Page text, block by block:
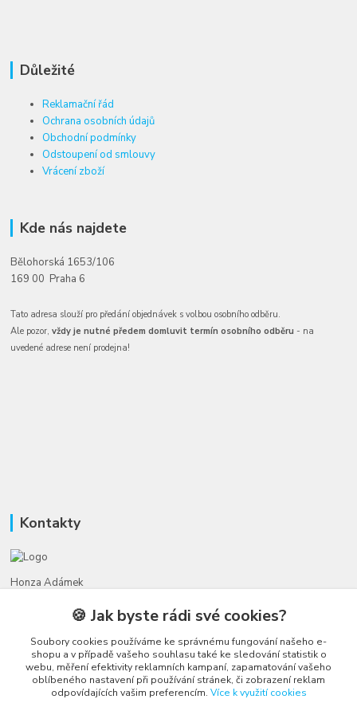
Důležité
Reklamační řád
Ochrana osobních údajů
Obchodní podmínky
Odstoupení od smlouvy
Vrácení zboží
Kde nás najdete
Bělohorská 1653/106
169 00 Praha 6
Tato adresa slouží pro předání objednávek s volbou osobního odběru.
Ale pozor,vždy je nutné předem domluvit termín osobního odběru - na
uvedené adrese není prodejna!
Kontakty
Honza Adámek
(Po-Ne, 9-21 hod.)
honza@autahracky.cz
🍪 Jak byste rádi své cookies?
Soubory cookies používáme ke správnému fungování našeho e-
shopu a v případě vašeho souhlasu také ke sledování statistik o
webu, měření efektivity reklamních kampaní, zapamatování vašeho
oblíbeného nastavení při používání stránek, či zobrazení reklam
odpovídajících vašim preferencím. Více k využití cookies